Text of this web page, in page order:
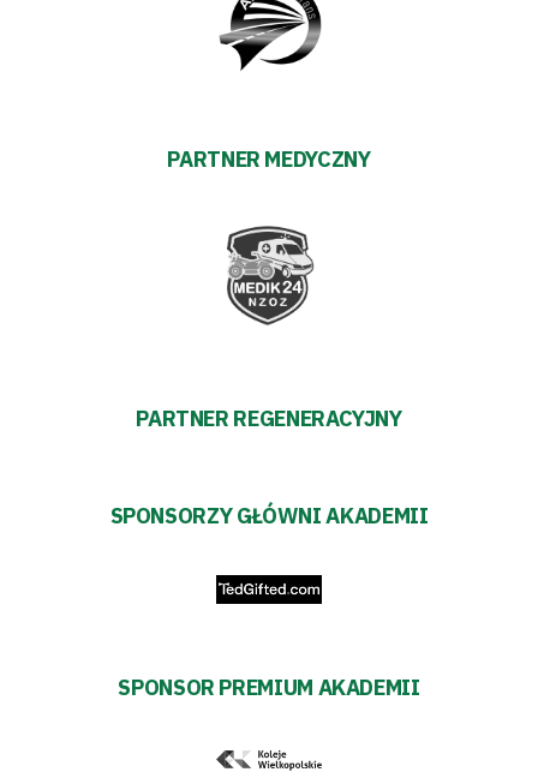
PARTNER MEDYCZNY
PARTNER REGENERACYJNY
SPONSORZY GŁÓWNI AKADEMII
SPONSOR PREMIUM AKADEMII